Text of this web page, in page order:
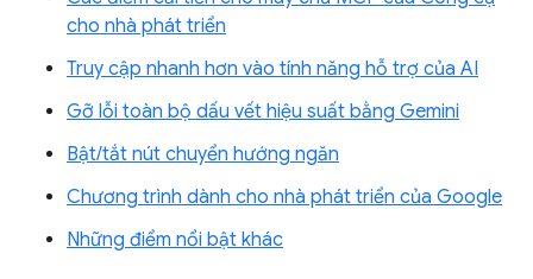
cho nhà phát triển
Truy cập nhanh hơn vào tính năng hỗ trợ của AI
Gỡ lỗi toàn bộ dấu vết hiệu suất bằng Gemini
Bật/tắt nút chuyển hướng ngăn
Chương trình dành cho nhà phát triển của Google
Những điểm nổi bật khác